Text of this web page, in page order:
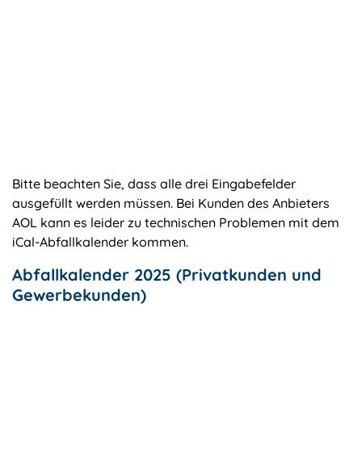
Bitte beachten Sie, dass alle drei Eingabefelder
ausgefüllt werden müssen. Bei Kunden des Anbieters
AOL kann es leider zu technischen Problemen mit dem
iCal-Abfallkalender kommen.
Abfallkalender 2025 (Privatkunden und
Gewerbekunden)